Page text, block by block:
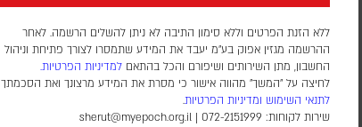
ללא הזנת הפרטים וללא סימון התיבה לא ניתן להשלים הרשמה. לאחר
ההרשמה מגזין אפוק בע״מ יעבד את המידע שתמסרו לצורך פתיחת וניהול
החשבון, מתן השירותים ושיפורם והכל בהתאם למדיניות הפרטיות.
לחיצה על "המשך" מהווה אישור כי מסרת את המידע מרצונך ואת הסכמתך
לתנאי השימוש ומדיניות הפרטיות.
שירות לקוחות: 072-2151999 |
sherut@myepoch.org.il
למרות הצהרותיו של נשיא ארה"ב, גורמים ביטחוניים בכירים מעריכים
כי קיימת אפשרות שישנה שוב את החלטתו בטווח הקצר, ומציינים כי
בצה"ל שומרים על כוננות גבוהה מול האפשרות שאיראן תחליט
ליזום מהלך